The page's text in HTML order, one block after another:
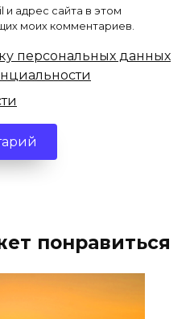
и адрес сайта в этом
моих комментариев.
персональных данных
понравиться